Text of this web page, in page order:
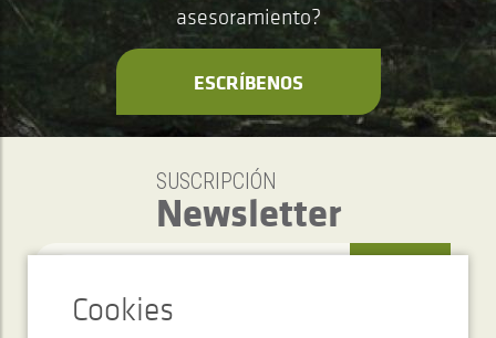
asesoramiento?
ESCRÍBENOS
SUSCRIPCIÓN
Newsletter